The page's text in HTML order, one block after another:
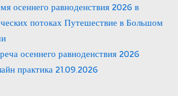
осеннего равноденствия 2026 в
потоках Путешествие в Большом
осеннего равноденствия 2026
практика 21.09.2026